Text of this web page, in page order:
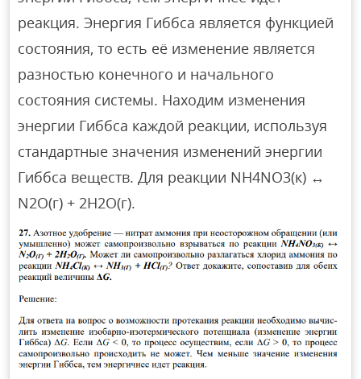
реакция. Энергия Гиббса является функцией
состояния, то есть её изменение является
разностью конечного и начального
состояния системы. Находим изменения
энергии Гиббса каждой реакции, используя
стандартные значения изменений энергии
Гиббса веществ. Для реакции NН4NО3(к) ↔
N2О(г) + 2Н2О(г).